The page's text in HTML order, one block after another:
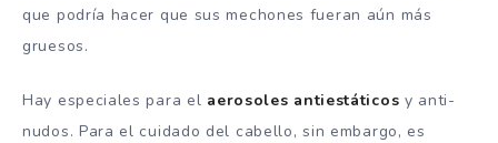
que podría hacer que sus mechones fueran aún más
gruesos.
Hay especiales para el aerosoles antiestáticos y anti-
nudos. Para el cuidado del cabello, sin embargo, es